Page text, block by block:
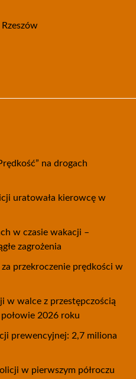
na drogach
uratowała kierowcę w
w czasie wakacji –
zagrożenia
przekroczenie prędkości w
w walce z przestępczością
2026 roku
prewencyjnej: 2,7 miliona
w pierwszym półroczu